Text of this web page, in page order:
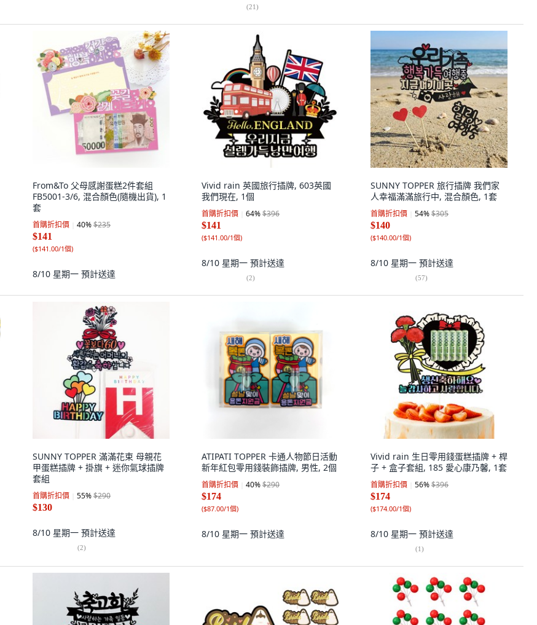
(21)
From&To 父母感謝蛋糕2件套組
FB5001-3/6, 混合顏色(隨機出貨), 1
套
首購折扣價 40%$235
$141
($141.00/1個)
8/10 星期一 預計送達
Vivid rain 英國旅行插牌, 603英國
我們現在, 1個
首購折扣價 64%$396
$141
($141.00/1個)
8/10 星期一 預計送達
(2)
SUNNY TOPPER 旅行插牌 我們家
人幸福滿滿旅行中, 混合顏色, 1套
首購折扣價 54%$305
$140
($140.00/1個)
8/10 星期一 預計送達
(57)
SUNNY TOPPER 滿滿花束 母親花
甲蛋糕插牌 + 掛旗 + 迷你氣球插牌
套組
首購折扣價 55%$290
$130
8/10 星期一 預計送達
(2)
ATIPATI TOPPER 卡通人物節日活動
新年紅包零用錢裝飾插牌, 男性, 2個
首購折扣價 40%$290
$174
($87.00/1個)
8/10 星期一 預計送達
Vivid rain 生日零用錢蛋糕插牌 + 桿
子 + 盒子套組, 185 愛心康乃馨, 1套
首購折扣價 56%$396
$174
($174.00/1個)
8/10 星期一 預計送達
(1)